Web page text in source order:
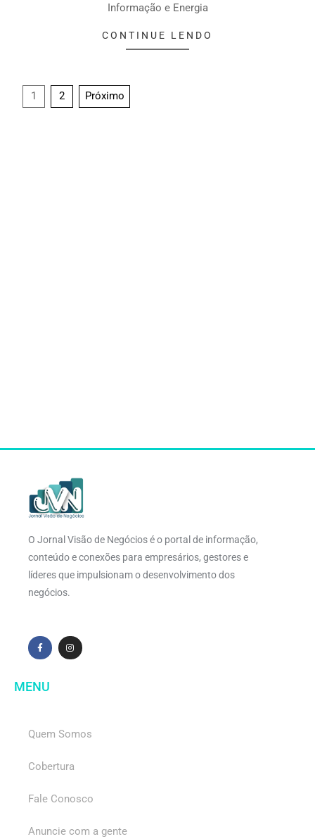
Informação e Energia
CONTINUE LENDO
1 2 Próximo
O Jornal Visão de Negócios é o portal de informação,
conteúdo e conexões para empresários, gestores e
líderes que impulsionam o desenvolvimento dos
negócios.
MENU
Quem Somos
Cobertura
Fale Conosco
Anuncie com a gente